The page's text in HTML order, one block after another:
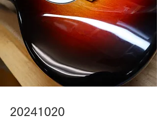
20241020